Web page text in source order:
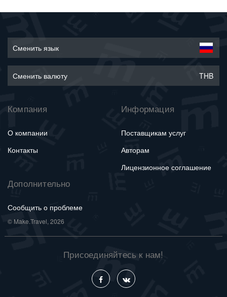
Сменить язык
Сменить валюту THB
Компания
О компании
Контакты
Информация
Поставщикам услуг
Авторам
Лицензионное соглашение
Дополнительно
Сообщить о проблеме
© Make.Travel, 2026
Присоединяйтесь к нам!